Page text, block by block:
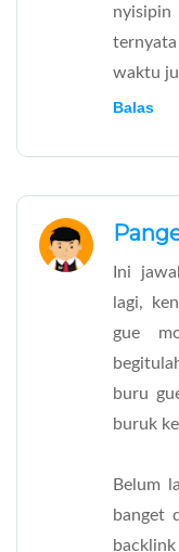
waktu
Balas
Ini
lagi,
gue
buru
buruk
Belum
banget